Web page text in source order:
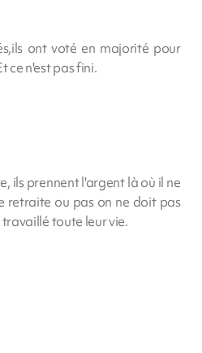
ont voté en majorité pour
ce n'est pas fini.
ils prennent l'argent là où il ne
retraite ou pas on ne doit pas
toute leur vie.